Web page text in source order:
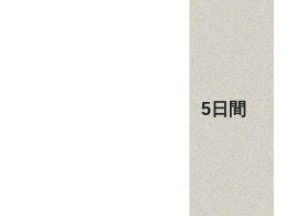
5日間